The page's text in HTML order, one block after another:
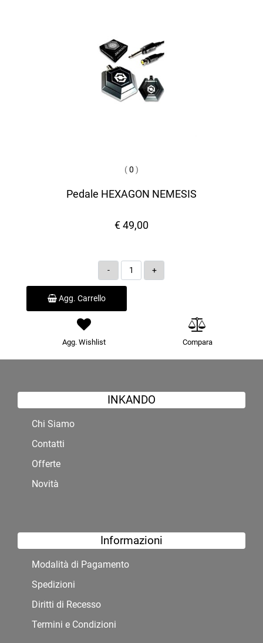
(0 )
Pedale HEXAGON NEMESIS
€ 49,00
Quantità
Agg. Carrello
Agg. Wishlist Compara
INKANDO
Chi Siamo
Contatti
Offerte
Novità
Informazioni
Modalità di Pagamento
Spedizioni
Diritti di Recesso
Termini e Condizioni